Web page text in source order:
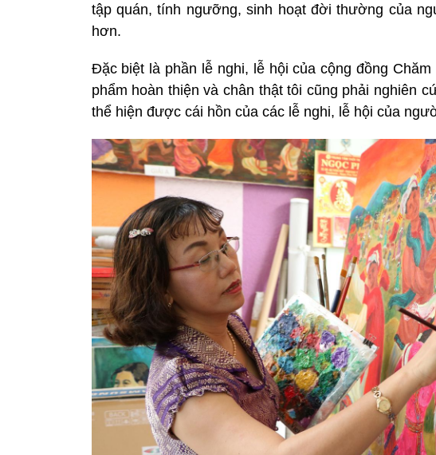
tập quán, tính ngưỡng, sinh hoạt đời thường của
hơn.
Đặc biệt là phần lễ nghi, lễ hội của cộng đồng
phẩm hoàn thiện và chân thật tôi cũng phải nghiên
thể hiện được cái hồn của các lễ nghi, lễ hội của